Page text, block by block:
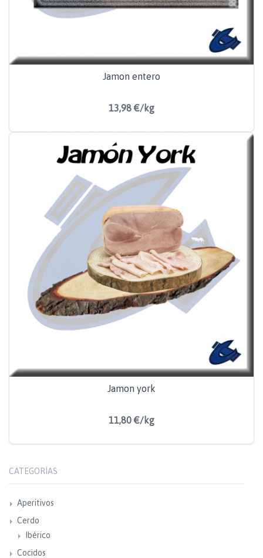
Jamon entero
13,98 €/kg
Jamon york
11,80 €/kg
CATEGORÍAS
Aperitivos
Cerdo
Ibérico
Cocidos